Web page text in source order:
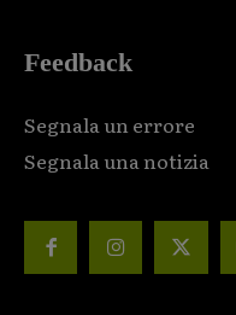
Feedback
Segnala un errore
Segnala una notizia